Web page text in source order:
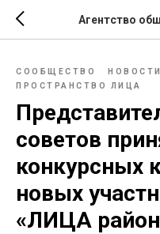
Агентство
СООБЩЕСТВО
ПРОСТРАНСТВО ЛИЦА
советов
конкурсных
новых
«ЛИЦА